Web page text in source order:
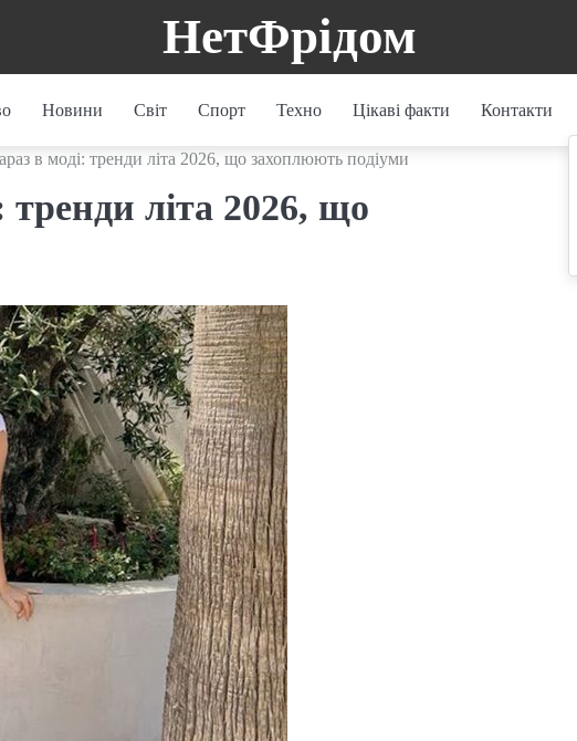
НетФрідом
Новини Світ Спорт Техно Цікаві факти Контакти
в моді: тренди літа 2026, що захоплюють подіуми
тренди літа 2026, що